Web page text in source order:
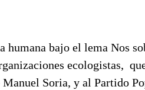
humana bajo el lema Nos
ecologistas,
Soria, y al Partido